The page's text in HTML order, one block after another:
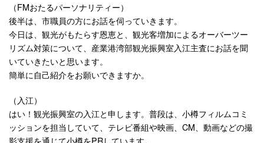
（FMおたるパーソナリティー）
後半は、市職員の方にお話を伺っていきます。
今日は、観光がもたらす恩恵と、観光客増加によるオーバーツー
リズム対策について、産業港湾部観光振興室入江主査にお話を聞
いていきたいと思います。
簡単に自己紹介をお願いできますか。
（入江）
はい！観光振興室の入江と申します。普段は、小樽フィルムコミ
ッションを担当していて、テレビ番組や映画、CM、動画などの撮